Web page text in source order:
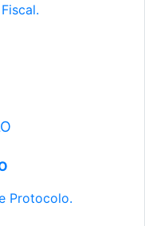
Protocolo.